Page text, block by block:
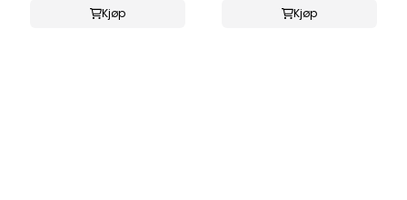
Kjøp Kjøp